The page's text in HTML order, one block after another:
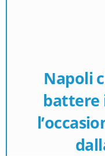
Napoli
battere